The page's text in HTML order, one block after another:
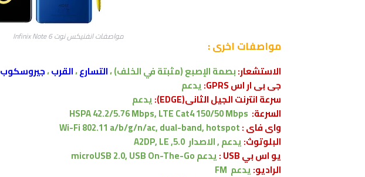
مواصفات انفنيكس نوت Infinix Note 6
مواصفات اخرى:
الاستشعار:بصمة الإصبع(مثبتة في الخلف) ،التسارع،القرب،جيروسكوب
جى بى ار اس GPRS:
يدعم
سرعة انترنت الجيل الثانى(EDGE):
يدعم
السرعة: HSPA 42.2/5.76 Mbps, LTE Cat4 150/50 Mbps
واى فاى :Wi-Fi 802.11 a/b/g/n/ac, dual-band, hotspot
البلوتوث:يدعم , الاصدار 5.0, A2DP, LE
يو اس بي USB :
يدعمmicroUSB 2.0, USB On-The-Go
الراديو:يدعم FM